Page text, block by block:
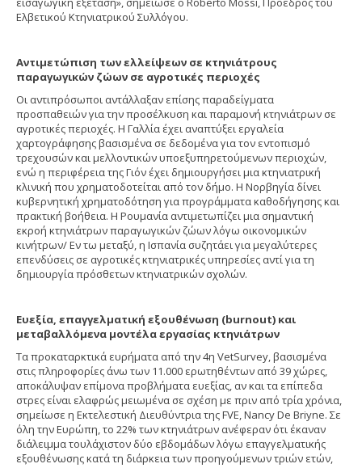
Ελβετικού Κτηνιατρικού Συλλόγου.
Αντιμετώπιση των ελλείψεων σε κτηνιάτρους
παραγωγικών ζώων σε αγροτικές περιοχές
Οι αντιπρόσωποι αντάλλαξαν επίσης παραδείγματα
προσπαθειών για την προσέλκυση και παραμονή κτηνιάτρων σε
αγροτικές περιοχές. Η Γαλλία έχει αναπτύξει εργαλεία
χαρτογράφησης βασισμένα σε δεδομένα για τον εντοπισμό
τρεχουσών και μελλοντικών υποεξυπηρετούμενων περιοχών,
ενώ η περιφέρεια της Γιόν έχει δημιουργήσει μια κτηνιατρική
κλινική που χρηματοδοτείται από τον δήμο. Η Νορβηγία δίνει
κυβερνητική χρηματοδότηση για προγράμματα καθοδήγησης και
πρακτική βοήθεια. Η Ρουμανία αντιμετωπίζει μια σημαντική
εκροή κτηνιάτρων παραγωγικών ζώων λόγω οικονομικών
κινήτρων/ Εν τω μεταξύ, η Ισπανία συζητάει για μεγαλύτερες
επενδύσεις σε αγροτικές κτηνιατρικές υπηρεσίες αντί για τη
δημιουργία πρόσθετων κτηνιατρικών σχολών.
Ευεξία, επαγγελματική εξουθένωση (burnout) και
μεταβαλλόμενα μοντέλα εργασίας κτηνιάτρων
Τα προκαταρκτικά ευρήματα από την 4η VetSurvey, βασισμένα
στις πληροφορίες άνω των 11.000 ερωτηθέντων από 39 χώρες,
αποκάλυψαν επίμονα προβλήματα ευεξίας, αν και τα επίπεδα
στρες είναι ελαφρώς μειωμένα σε σχέση με πριν από τρία χρόνια,
σημείωσε η Εκτελεστική Διευθύντρια της FVE, Nancy De Briyne. Σε
όλη την Ευρώπη, το 22% των κτηνιάτρων ανέφεραν ότι έκαναν
διάλειμμα τουλάχιστον δύο εβδομάδων λόγω επαγγελματικής
εξουθένωσης κατά τη διάρκεια των προηγούμενων τριών ετών,